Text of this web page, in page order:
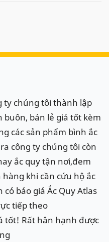
không
thọ định. Trung bình
quy là vào mua đông,
hiện tượng ắc quy yếu
ắc quy sáng trên
hình taplo nháy
dung lượng
hãng Atlas
hoặc Atlas
ty chúng tôi thành lập
buôn, bán lẻ giá tốt kèm
các sản phẩm bình ắc
công ty chúng tôi còn
ắc quy tận nơi,đem
khi cần cứu hộ ắc
báo giá Ắc Quy Atlas
tiếp theo
tốt! Rất hân hạnh được